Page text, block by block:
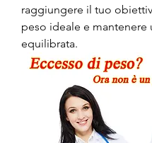
raggiungere il tuo
peso ideale e mantenere
equilibrata.